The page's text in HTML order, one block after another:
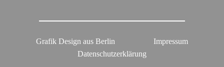
Grafik Design aus Berlin
Impressum
Datenschutzerklärung